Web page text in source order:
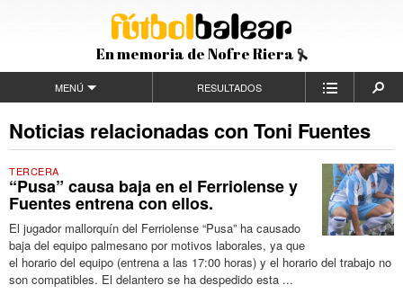
En memoria de Nofre Riera
MENÚ RESULTADOS
Noticias relacionadas con Toni Fuentes
TERCERA
“Pusa” causa baja en el Ferriolense y
Fuentes entrena con ellos.
El jugador mallorquín del Ferriolense “Pusa” ha causado
baja del equipo palmesano por motivos laborales, ya que
el horario del equipo (entrena a las 17:00 horas) y el horario del trabajo no
son compatibles. El delantero se ha despedido esta ...